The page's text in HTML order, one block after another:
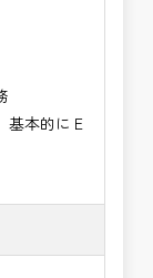
本的にＥ